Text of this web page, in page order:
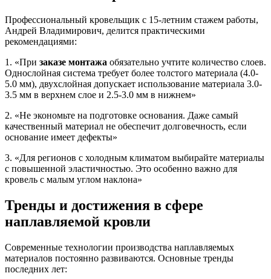
Профессиональный кровельщик с 15-летним стажем работы,
Андрей Владимирович, делится практическими
рекомендациями:
1. «При заказе монтажа обязательно учтите количество слоев.
Однослойная система требует более толстого материала (4.0-
5.0 мм), двухслойная допускает использование материала 3.0-
3.5 мм в верхнем слое и 2.5-3.0 мм в нижнем»
2. «Не экономьте на подготовке основания. Даже самый
качественный материал не обеспечит долговечность, если
основание имеет дефекты»
3. «Для регионов с холодным климатом выбирайте материалы
с повышенной эластичностью. Это особенно важно для
кровель с малым углом наклона»
Тренды и достижения в сфере
наплавляемой кровли
Современные технологии производства наплавляемых
материалов постоянно развиваются. Основные тренды
последних лет: